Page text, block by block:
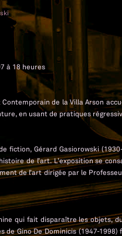
à 18 heures
Contemporain de la Villa Arson
en usant de pratiques
fiction, Gérard Gasiorowski
de l’art. L’exposition se
de l’art dirigée par le
qui fait disparaître les
Gino De Dominicis (1947-